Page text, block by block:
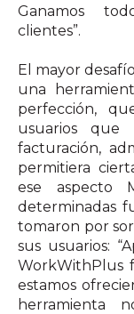
Ganamos
clientes”.
El mayor
una
perfección,
usuarios
facturación,
permitiera
ese aspecto
determinadas
tomaron por
sus usuarios:
WorkWithPlus
estamos
herramienta